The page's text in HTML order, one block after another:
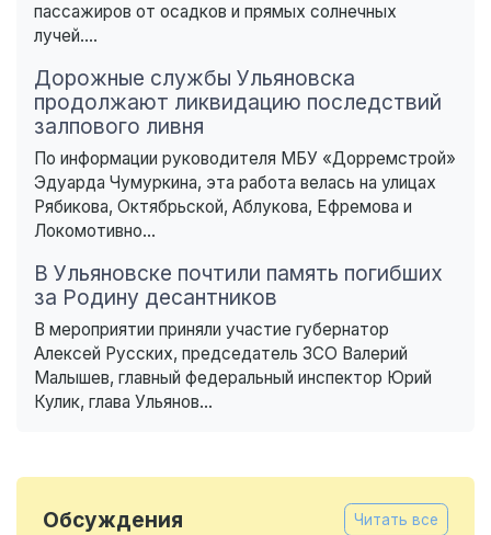
пассажиров от осадков и прямых солнечных
лучей....
Дорожные службы Ульяновска
продолжают ликвидацию последствий
залпового ливня
По информации руководителя МБУ «Дорремстрой»
Эдуарда Чумуркина, эта работа велась на улицах
Рябикова, Октябрьской, Аблукова, Ефремова и
Локомотивно...
В Ульяновске почтили память погибших
за Родину десантников
В мероприятии приняли участие губернатор
Алексей Русских, председатель ЗСО Валерий
Малышев, главный федеральный инспектор Юрий
Кулик, глава Ульянов...
Обсуждения Читать все